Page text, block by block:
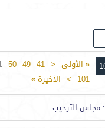
« الأولى <
41
49
50
101
> الأخيرة»
: مجلس الترحيب